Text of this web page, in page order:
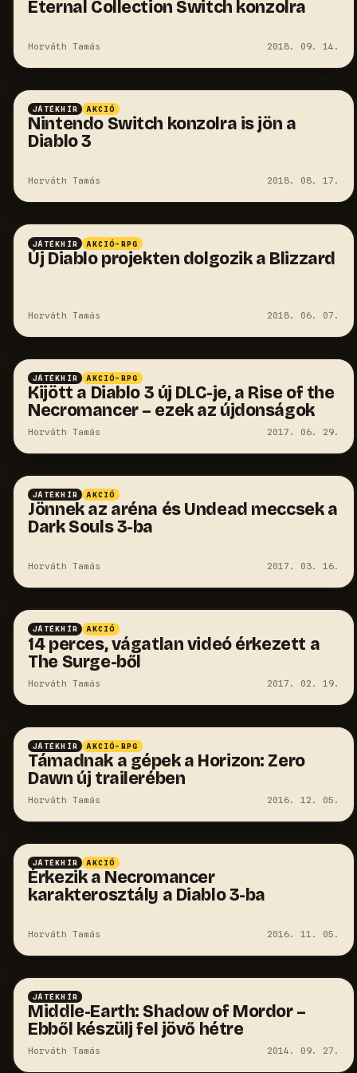
Eternal Collection Switch konzolra
Horváth Tamás 2018. 09. 14.
JÁTÉKHÍR AKCIÓ
Nintendo Switch konzolra is jön a
Diablo 3
Horváth Tamás 2018. 08. 17.
JÁTÉKHÍR AKCIÓ-RPG
Új Diablo projekten dolgozik a Blizzard
Horváth Tamás 2018. 06. 07.
JÁTÉKHÍR AKCIÓ-RPG
Kijött a Diablo 3 új DLC-je, a Rise of the
Necromancer – ezek az újdonságok
Horváth Tamás 2017. 06. 29.
JÁTÉKHÍR AKCIÓ
Jönnek az aréna és Undead meccsek a
Dark Souls 3-ba
Horváth Tamás 2017. 03. 16.
JÁTÉKHÍR AKCIÓ
14 perces, vágatlan videó érkezett a
The Surge-ből
Horváth Tamás 2017. 02. 19.
JÁTÉKHÍR AKCIÓ-RPG
Támadnak a gépek a Horizon: Zero
Dawn új trailerében
Horváth Tamás 2016. 12. 05.
JÁTÉKHÍR AKCIÓ
Érkezik a Necromancer
karakterosztály a Diablo 3-ba
Horváth Tamás 2016. 11. 05.
JÁTÉKHÍR
Middle-Earth: Shadow of Mordor –
Ebből készülj fel jövő hétre
Horváth Tamás 2014. 09. 27.